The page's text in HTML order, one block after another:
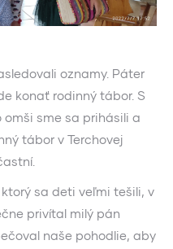
oznamy. Páter
konať rodinný tábor. S
sme sa prihásili a
tábor v Terchovej
sa deti veľmi tešili, v
privítal milý pán
naše pohodlie, aby